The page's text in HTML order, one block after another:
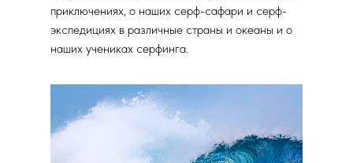
приключениях, о наших серф-сафари и серф-
экспедициях в различные страны и океаны и о
наших учениках серфинга.